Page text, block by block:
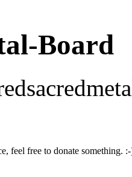
Board
feel free to donate something.